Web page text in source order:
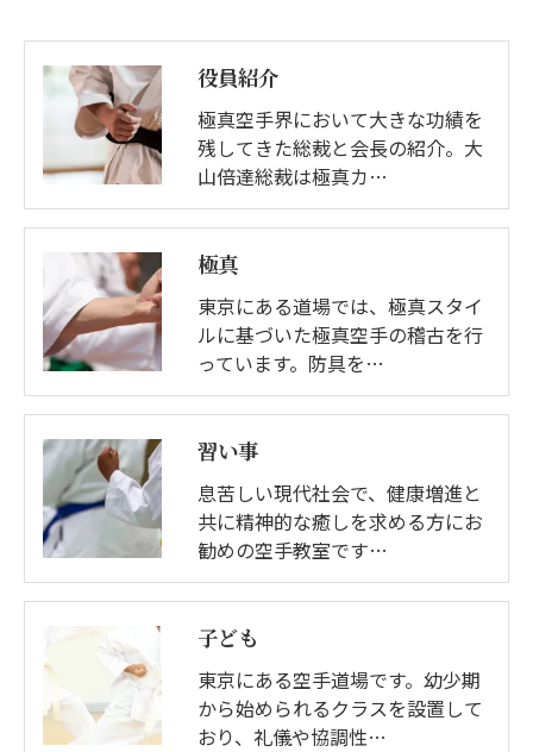
役員紹介
極真空手界において大きな功績を
残してきた総裁と会長の紹介。大
山倍達総裁は極真カ…
極真
東京にある道場では、極真スタイ
ルに基づいた極真空手の稽古を行
っています。防具を…
習い事
息苦しい現代社会で、健康増進と
共に精神的な癒しを求める方にお
勧めの空手教室です…
子ども
東京にある空手道場です。幼少期
から始められるクラスを設置して
おり、礼儀や協調性…